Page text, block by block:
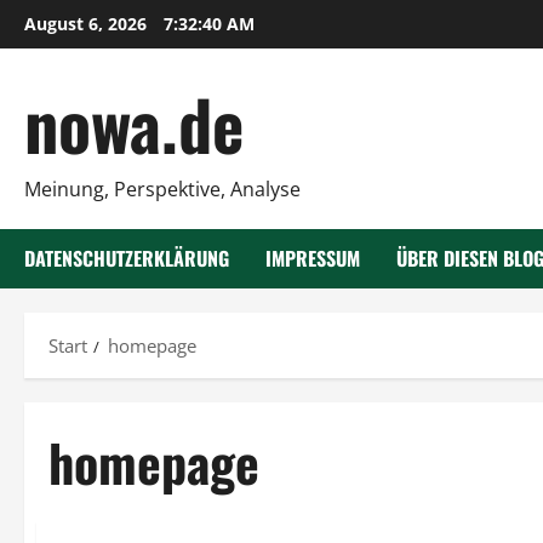
Zum
Inhalt
August 6, 2026 7:32:41 AM
nowa.de
Meinung, Perspektive, Analyse
DATENSCHUTZERKLÄRUNG IMPRESSUM ÜBER DIESEN BLOG
Start homepage
homepage